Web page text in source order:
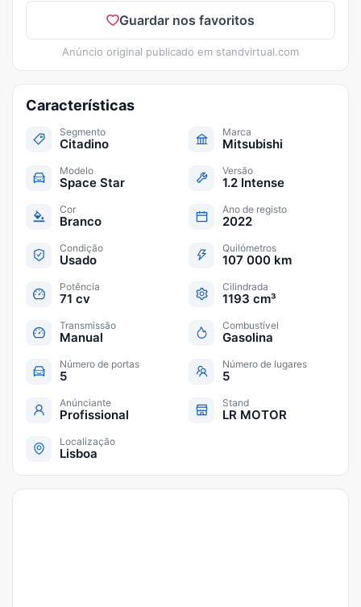
Guardar nos favoritos
Anúncio original publicado em standvirtual.com
Características
Segmento
Citadino
Marca
Mitsubishi
Modelo
Space Star
Versão
1.2 Intense
Cor
Branco
Ano de registo
2022
Condição
Usado
Quilómetros
107 000 km
Potência
71 cv
Cilindrada
1193 cm³
Transmissão
Manual
Combustível
Gasolina
Número de portas
5
Número de lugares
5
Anúnciante
Profissional
Stand
LR MOTOR
Localização
Lisboa